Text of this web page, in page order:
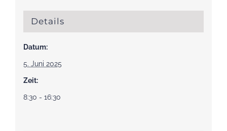
Details
Datum:
5. Juni 2025
Zeit:
8:30 - 16:30